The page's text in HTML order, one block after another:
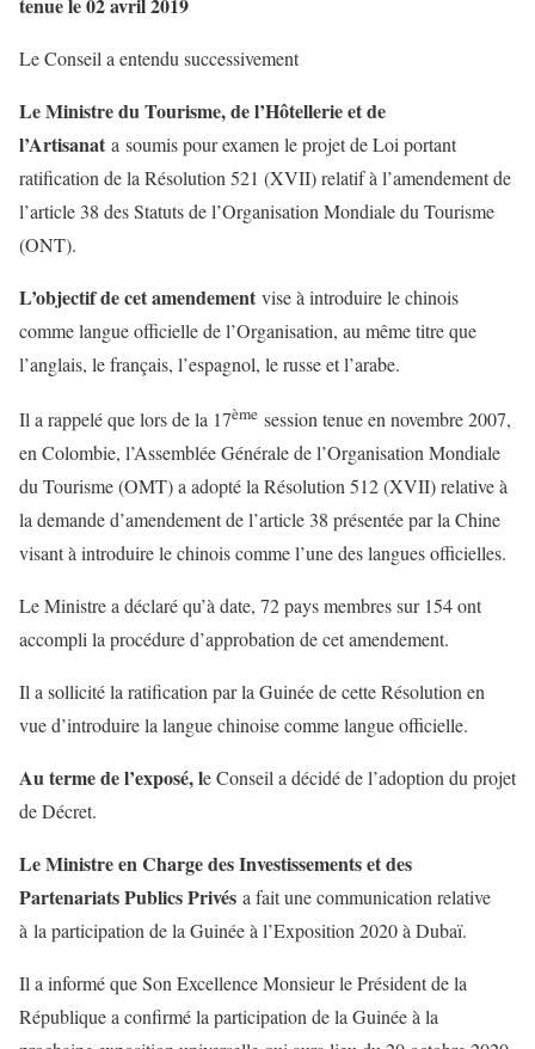
Le Conseil a entendu successivement
Le Ministre du Tourisme, de l’Hôtellerie et de
l’Artisanat a soumis pour examen le projet de Loi portant
ratification de la Résolution 521 (XVII) relatif à l’amendement de
l’article 38 des Statuts de l’Organisation Mondiale du Tourisme
(ONT).
L’objectif de cet amendement vise à introduire le chinois
comme langue officielle de l’Organisation, au même titre que
l’anglais, le français, l’espagnol, le russe et l’arabe.
Il a rappelé que lors de la 17ème session tenue en novembre 2007,
en Colombie, l’Assemblée Générale de l’Organisation Mondiale
du Tourisme (OMT) a adopté la Résolution 512 (XVII) relative à
la demande d’amendement de l’article 38 présentée par la Chine
visant à introduire le chinois comme l’une des langues officielles.
Le Ministre a déclaré qu’à date, 72 pays membres sur 154 ont
accompli la procédure d’approbation de cet amendement.
Il a sollicité la ratification par la Guinée de cette Résolution en
vue d’introduire la langue chinoise comme langue officielle.
Au terme de l’exposé, le Conseil a décidé de l’adoption du projet
de Décret.
Le Ministre en Charge des Investissements et des
Partenariats Publics Privés a fait une communication relative
à la participation de la Guinée à l’Exposition 2020 à Dubaï.
Il a informé que Son Excellence Monsieur le Président de la
République a confirmé la participation de la Guinée à la